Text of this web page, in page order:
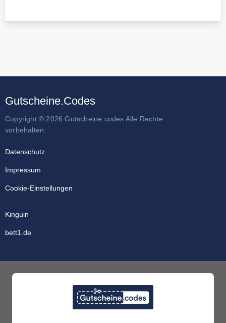
Gutscheine.Codes
Copyright © 2026 Gutscheine.codes Alle Rechte
vorbehalten.
Datenschutz
Impressum
Cookie-Einstellungen
Kinguin
bett1.de